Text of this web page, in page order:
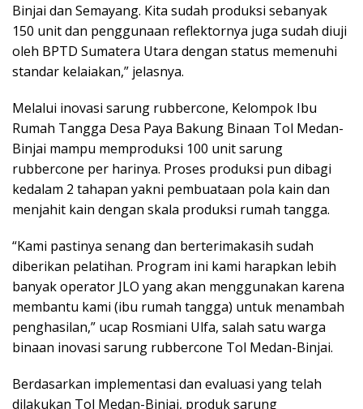
Binjai dan Semayang. Kita sudah produksi sebanyak
150 unit dan penggunaan reflektornya juga sudah diuji
oleh BPTD Sumatera Utara dengan status memenuhi
standar kelaiakan,” jelasnya.
Melalui inovasi sarung rubbercone, Kelompok Ibu
Rumah Tangga Desa Paya Bakung Binaan Tol Medan-
Binjai mampu memproduksi 100 unit sarung
rubbercone per harinya. Proses produksi pun dibagi
kedalam 2 tahapan yakni pembuataan pola kain dan
menjahit kain dengan skala produksi rumah tangga.
“Kami pastinya senang dan berterimakasih sudah
diberikan pelatihan. Program ini kami harapkan lebih
banyak operator JLO yang akan menggunakan karena
membantu kami (ibu rumah tangga) untuk menambah
penghasilan,” ucap Rosmiani Ulfa, salah satu warga
binaan inovasi sarung rubbercone Tol Medan-Binjai.
Berdasarkan implementasi dan evaluasi yang telah
dilakukan Tol Medan-Binjai, produk sarung